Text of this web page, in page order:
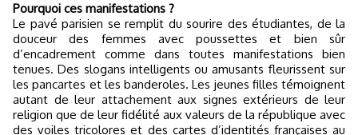
Pourquoi ces manifestations ?
Le pavé parisien se remplit du sourire des étudiantes, de la
douceur des femmes avec poussettes et bien sûr
d’encadrement comme dans toutes manifestations bien
tenues. Des slogans intelligents ou amusants fleurissent sur
les pancartes et les banderoles. Les jeunes filles témoignent
autant de leur attachement aux signes extérieurs de leur
religion que de leur fidélité aux valeurs de la république avec
des voiles tricolores et des cartes d’identités françaises au